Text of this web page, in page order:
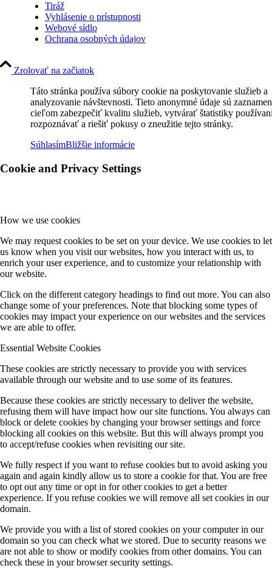
Tiráž
Vyhlásenie o prístupnosti
Webové sídlo
Ochrana osobných údajov
Zrolovať na začiatok
Táto stránka používa súbory cookie na poskytovanie služieb a
analyzovanie návštevnosti. Tieto anonymné údaje sú
cieľom zabezpečiť kvalitu služieb, vytvárať štatistiky
rozpoznávať a riešiť pokusy o zneužitie tejto stránky.
SúhlasímBližšie informácie
Cookie and Privacy Settings
How we use cookies
We may request cookies to be set on your device. We use cookies to let
us know when you visit our websites, how you interact with us, to
enrich your user experience, and to customize your relationship with
our website.
Click on the different category headings to find out more. You can also
change some of your preferences. Note that blocking some types of
cookies may impact your experience on our websites and the services
we are able to offer.
Essential Website Cookies
These cookies are strictly necessary to provide you with services
available through our website and to use some of its features.
Because these cookies are strictly necessary to deliver the website,
refusing them will have impact how our site functions. You always can
block or delete cookies by changing your browser settings and force
blocking all cookies on this website. But this will always prompt you
to accept/refuse cookies when revisiting our site.
We fully respect if you want to refuse cookies but to avoid asking you
again and again kindly allow us to store a cookie for that. You are free
to opt out any time or opt in for other cookies to get a better
experience. If you refuse cookies we will remove all set cookies in our
domain.
We provide you with a list of stored cookies on your computer in our
domain so you can check what we stored. Due to security reasons we
are not able to show or modify cookies from other domains. You can
check these in your browser security settings.